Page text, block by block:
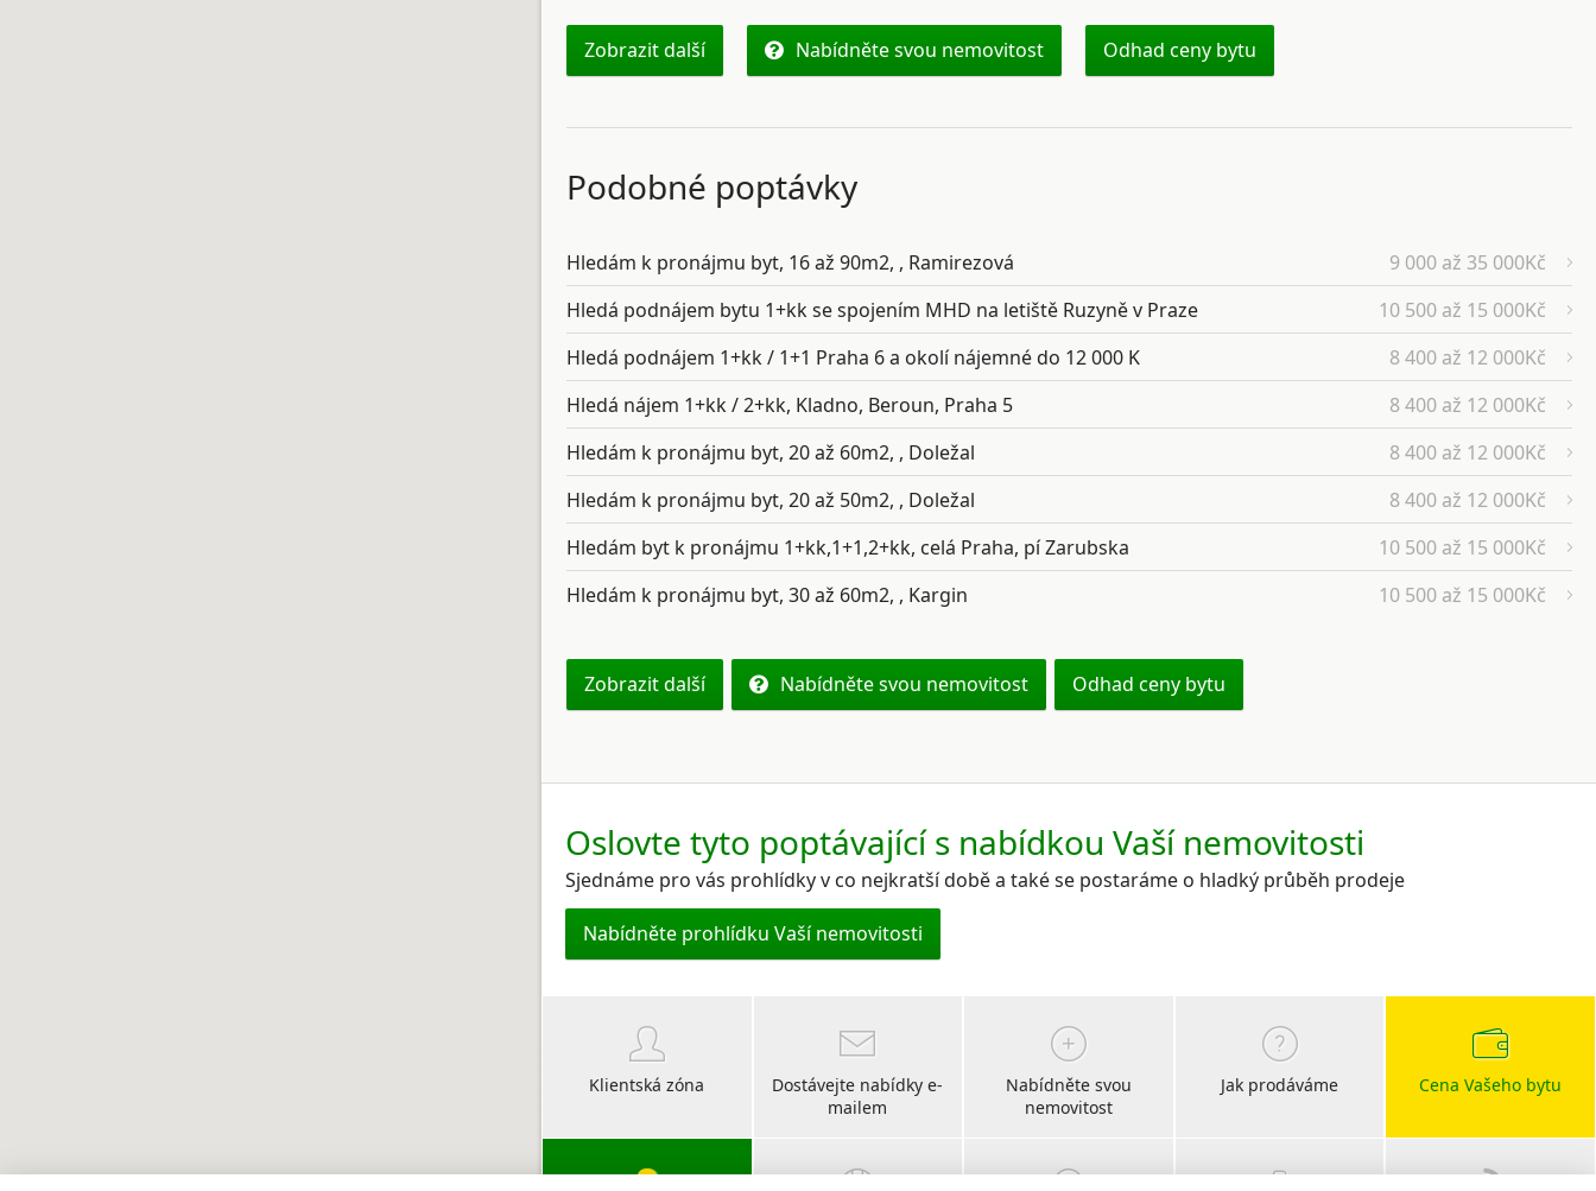
Zobrazit další Nabídněte svou nemovitost Odhad ceny bytu
Podobné poptávky
Hledám k pronájmu byt, 16 až 90m2, , Ramirezová
9 000 až 35 000Kč
Hledá podnájem bytu 1+kk se spojením MHD na letiště Ruzyně v Praze
10 500 až 15 000Kč
Hledá podnájem 1+kk / 1+1 Praha 6 a okolí nájemné do 12 000 K
8 400 až 12 000Kč
Hledá nájem 1+kk / 2+kk, Kladno, Beroun, Praha 5
8 400 až 12 000Kč
Hledám k pronájmu byt, 20 až 60m2, , Doležal
8 400 až 12 000Kč
Hledám k pronájmu byt, 20 až 50m2, , Doležal
8 400 až 12 000Kč
Hledám byt k pronájmu 1+kk,1+1,2+kk, celá Praha, pí Zarubska
10 500 až 15 000Kč
Hledám k pronájmu byt, 30 až 60m2, , Kargin
10 500 až 15 000Kč
Zobrazit další Nabídněte svou nemovitost Odhad ceny bytu
Oslovte tyto poptávající s nabídkou Vaší nemovitosti
Sjednáme pro vás prohlídky v co nejkratší době a také se postaráme o hladký průběh prodeje
Nabídněte prohlídku Vaší nemovitosti
Klientská zóna
Dostávejte nabídky e-
mailem
Nabídněte svou
nemovitost
Jak prodáváme Cena Vašeho bytu